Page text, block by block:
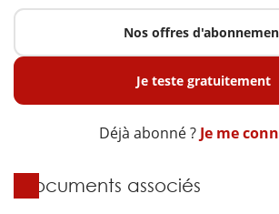
Nos offres
Je teste gratuitement
Déjà abonné ? Je me
Documents associés